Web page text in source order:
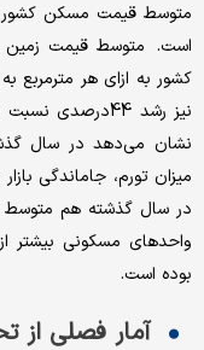
نشان می‌دهد در سال
میزان تورم، جاماندگی
در سال گذشته هم متوسط
واحدهای مسکونی بیشتر
بوده است.
آمار فصلی از